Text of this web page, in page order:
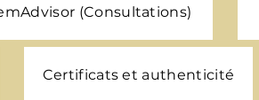
(Consultations)
Certificats et authenticité